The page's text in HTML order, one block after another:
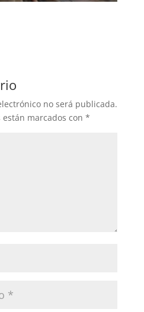
no será publicada.
marcados con *